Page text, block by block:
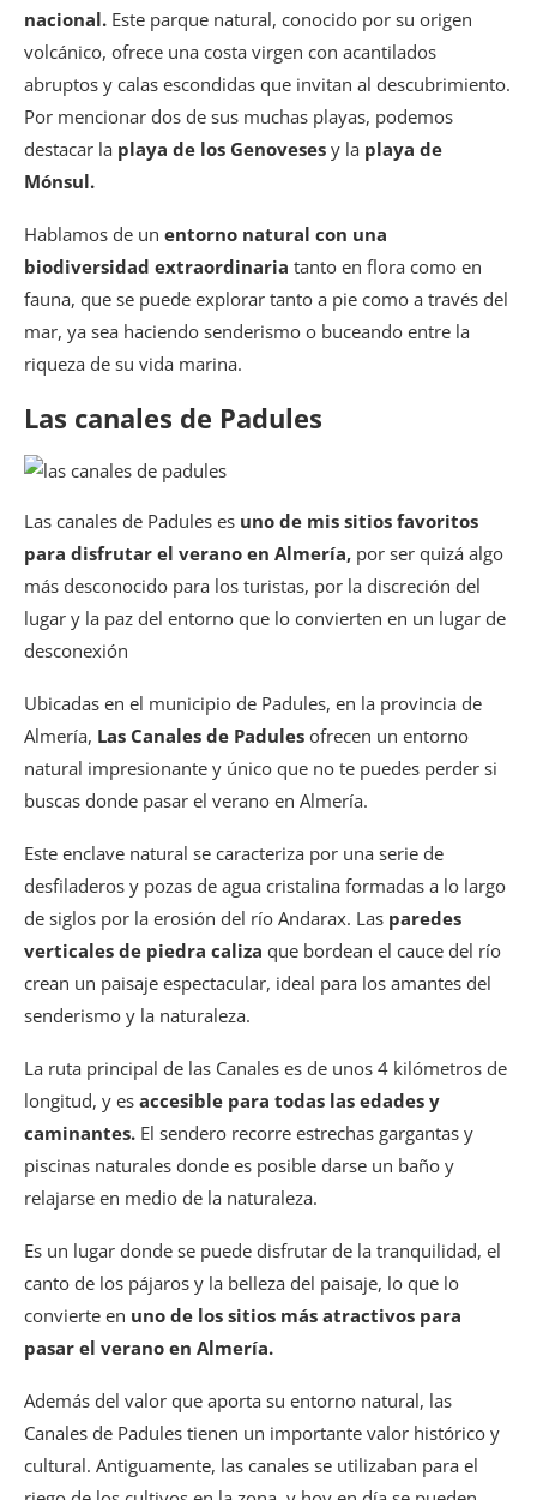
nacional. Este parque natural, conocido por su origen
volcánico, ofrece una costa virgen con acantilados
abruptos y calas escondidas que invitan al descubrimiento.
Por mencionar dos de sus muchas playas, podemos
destacar la playa de los Genoveses y la playa de
Mónsul.
Hablamos de un entorno natural con una
biodiversidad extraordinaria tanto en flora como en
fauna, que se puede explorar tanto a pie como a través del
mar, ya sea haciendo senderismo o buceando entre la
riqueza de su vida marina.
Las canales de Padules
Las canales de Padules es uno de mis sitios favoritos
para disfrutar el verano en Almería, por ser quizá algo
más desconocido para los turistas, por la discreción del
lugar y la paz del entorno que lo convierten en un lugar de
desconexión
Ubicadas en el municipio de Padules, en la provincia de
Almería, Las Canales de Padules ofrecen un entorno
natural impresionante y único que no te puedes perder si
buscas donde pasar el verano en Almería.
Este enclave natural se caracteriza por una serie de
desfiladeros y pozas de agua cristalina formadas a lo largo
de siglos por la erosión del río Andarax. Las paredes
verticales de piedra caliza que bordean el cauce del río
crean un paisaje espectacular, ideal para los amantes del
senderismo y la naturaleza.
La ruta principal de las Canales es de unos 4 kilómetros de
longitud, y es accesible para todas las edades y
caminantes. El sendero recorre estrechas gargantas y
piscinas naturales donde es posible darse un baño y
relajarse en medio de la naturaleza.
Es un lugar donde se puede disfrutar de la tranquilidad, el
canto de los pájaros y la belleza del paisaje, lo que lo
convierte en uno de los sitios más atractivos para
pasar el verano en Almería.
Además del valor que aporta su entorno natural, las
Canales de Padules tienen un importante valor histórico y
cultural. Antiguamente, las canales se utilizaban para el